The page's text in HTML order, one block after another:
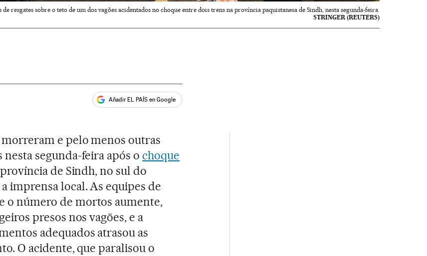
de resgates sobre o teto de um dos vagões acidentados no choque entre dois trens na província paquistanesa de Sindh, nesta segunda-feira.
STRINGER (REUTERS)
Añadir EL PAÍS en Google
morreram e pelo menos outras
segunda-feira após o choque
de Sindh, no sul do
imprensa local. As equipes de
o número de mortos aumente,
presos nos vagões, e a
adequados atrasou as
O acidente, que paralisou o